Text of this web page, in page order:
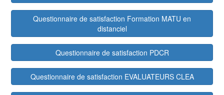
Questionnaire de satisfaction Formation MATU en
distanciel
Questionnaire de satisfaction PDCR
Questionnaire de satisfaction EVALUATEURS CLEA